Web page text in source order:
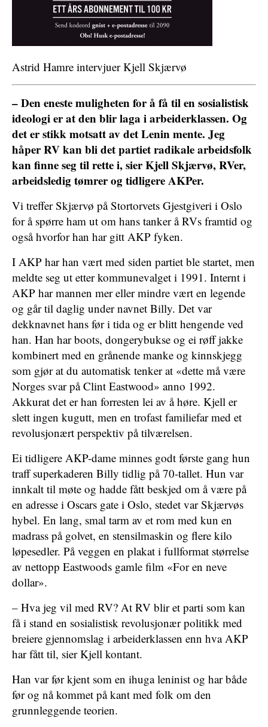
Astrid Hamre intervjuer Kjell Skjærvø
– Den eneste muligheten for å få til en sosialistisk
ideologi er at den blir laga i arbeiderklassen. Og
det er stikk motsatt av det Lenin mente. Jeg
håper RV kan bli det partiet radikale arbeidsfolk
kan finne seg til rette i, sier Kjell Skjærvø, RVer,
arbeidsledig tømrer og tidligere AKPer.
Vi treffer Skjærvø på Stortorvets Gjestgiveri i Oslo
for å spørre ham ut om hans tanker å RVs framtid og
også hvorfor han har gitt AKP fyken.
I AKP har han vært med siden partiet ble startet, men
meldte seg ut etter kommunevalget i 1991. Internt i
AKP har mannen mer eller mindre vært en legende
og går til daglig under navnet Billy. Det var
dekknavnet hans før i tida og er blitt hengende ved
han. Han har boots, dongerybukse og ei røff jakke
kombinert med en grånende manke og kinnskjegg
som gjør at du automatisk tenker at «dette må være
Norges svar på Clint Eastwood» anno 1992.
Akkurat det er han forresten lei av å høre. Kjell er
slett ingen kugutt, men en trofast familiefar med et
revolusjonært perspektiv på tilværelsen.
Ei tidligere AKP-dame minnes godt første gang hun
traff superkaderen Billy tidlig på 70-tallet. Hun var
innkalt til møte og hadde fått beskjed om å være på
en adresse i Oscars gate i Oslo, stedet var Skjærvøs
hybel. En lang, smal tarm av et rom med kun en
madrass på golvet, en stensilmaskin og flere kilo
løpesedler. På veggen en plakat i fullformat størrelse
av nettopp Eastwoods gamle film «For en neve
dollar».
– Hva jeg vil med RV? At RV blir et parti som kan
få i stand en sosialistisk revolusjonær politikk med
breiere gjennomslag i arbeiderklassen enn hva AKP
har fått til, sier Kjell kontant.
Han var før kjent som en ihuga leninist og har både
før og nå kommet på kant med folk om den
grunnleggende teorien.